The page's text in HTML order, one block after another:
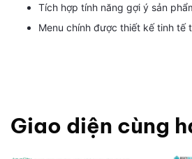
Tích hợp tính năng gợi ý sản
Menu chính được thiết kế tinh tế
Giao diện cùng